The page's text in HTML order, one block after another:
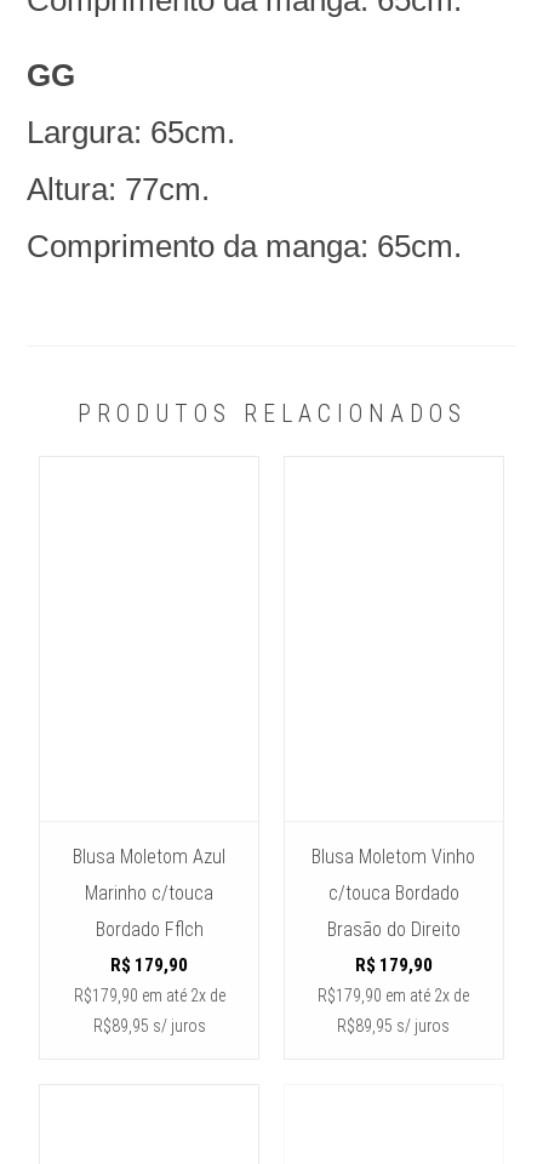
GG
Largura: 65cm.
Altura: 77cm.
Comprimento da manga: 65cm.
PRODUTOS RELACIONADOS
Blusa Moletom Azul
Marinho c/touca
Bordado Fflch
R$ 179,90
R$179,90 em até2x de
R$89,95 s/ juros
Blusa Moletom Vinho
c/touca Bordado
Brasão do Direito
R$ 179,90
R$179,90 em até 2x de
R$89,95 s/ juros